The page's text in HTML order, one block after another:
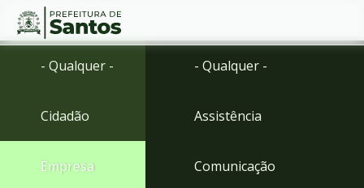
Ir
Ir
Conteúdo
- Qualquer -
Cidadão
Empresa
- Qualquer -
Assistência
Comunicação